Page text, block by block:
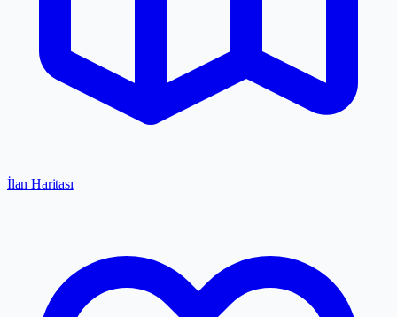
İlan Haritası